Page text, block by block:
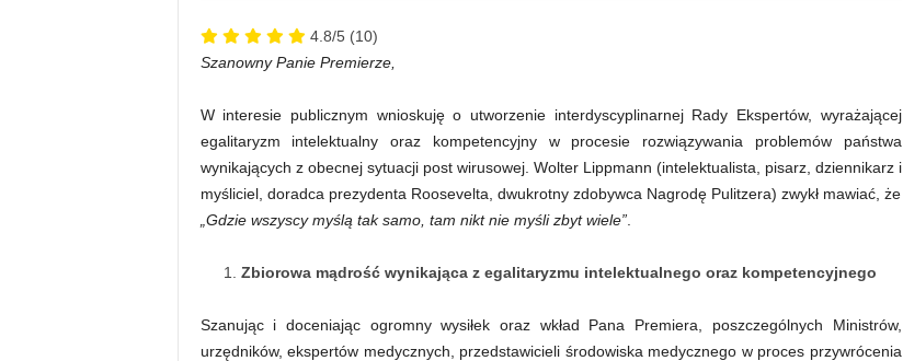
4.8/5 (10)
Szanowny Panie Premierze,
W interesie publicznym wnioskuję o utworzenie interdyscyplinarnej Rady Ekspertów, wyrażającej
egalitaryzm intelektualny oraz kompetencyjny w procesie rozwiązywania problemów państwa
wynikających z obecnej sytuacji post wirusowej. Wolter Lippmann (intelektualista, pisarz, dziennikarz i
myśliciel, doradca prezydenta Roosevelta, dwukrotny zdobywca Nagrodę Pulitzera) zwykł mawiać, że
„Gdzie wszyscy myślą tak samo, tam nikt nie myśli zbyt wiele”.
Zbiorowa mądrość wynikająca z egalitaryzmu intelektualnego oraz kompetencyjnego
Szanując i doceniając ogromny wysiłek oraz wkład Pana Premiera, poszczególnych Ministrów,
urzędników, ekspertów medycznych, przedstawicieli środowiska medycznego w proces przywrócenia